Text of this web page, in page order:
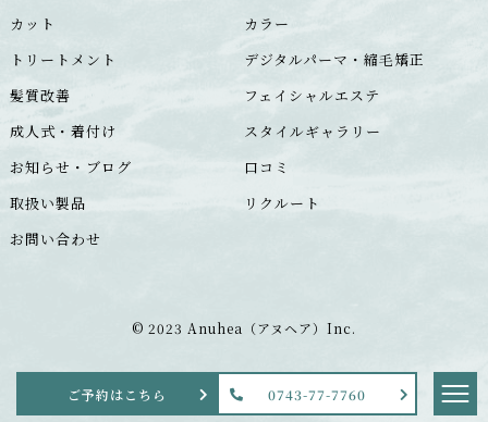
ご予約はこちら 0743-77-7760
カット
カラー
トリートメント
デジタルパーマ・縮毛矯正
髪質改善
フェイシャルエステ
成人式・着付け
スタイルギャラリー
お知らせ・ブログ
口コミ
取扱い製品
リクルート
お問い合わせ
© 2023 Anuhea（アヌヘア）Inc.